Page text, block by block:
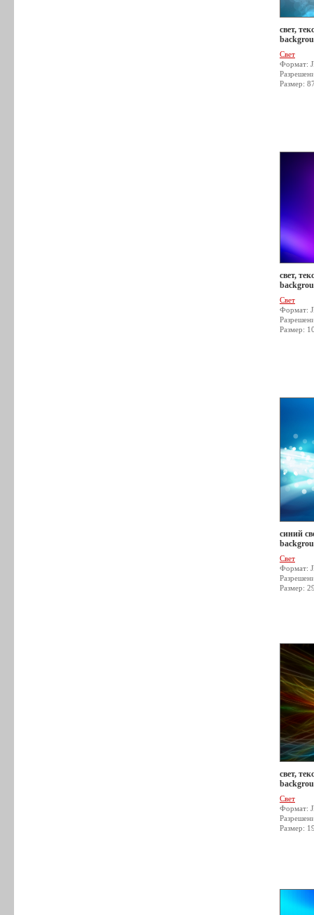
свет,
Свет
Формат:
Размер:
свет,
Свет
Формат:
Размер:
синий
Свет
Формат:
Размер:
свет,
Свет
Формат:
Размер: